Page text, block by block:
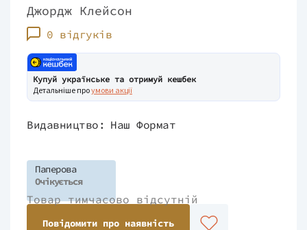
Джордж Клейсон
0 відгуків
Купуй українське та отримуй кешбек
Детальніше проумови акції
Видавництво: Наш Формат
Паперова
Очікується
Товар тимчасово відсутній
Повідомити про наявність